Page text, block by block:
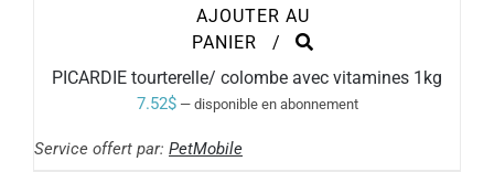
AJOUTER AU
PANIER
/
PICARDIE tourterelle/ colombe avec vitamines 1kg
7.52$ —disponible en abonnement
Service offert par: PetMobile